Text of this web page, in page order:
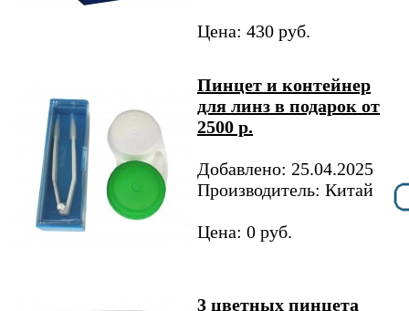
Цена: 430 руб.
Пинцет и контейнер
для линз в подарок от
2500 р.
Добавлено: 25.04.2025
Производитель: Китай
Цена: 0 руб.
3 цветных пинцета